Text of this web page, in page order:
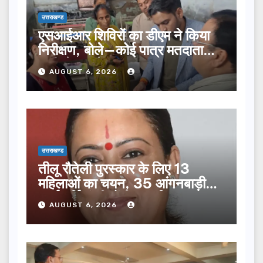
उत्तराखण्ड
एसआईआर शिविरों का डीएम ने किया
निरीक्षण, बोले—कोई पात्र मतदाता
सूची से न छूटे…
AUGUST 6, 2026
उत्तराखण्ड
तीलू रौतेली पुरस्कार के लिए 13
महिलाओं का चयन, 35 आंगनबाड़ी
कार्यकर्तियां भी होंगी सम्मानित…
AUGUST 6, 2026